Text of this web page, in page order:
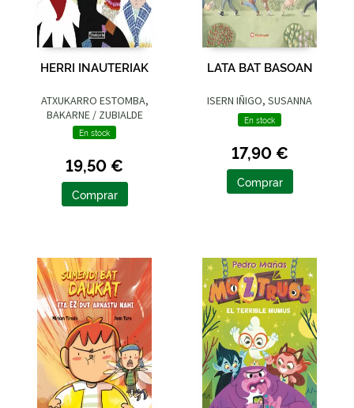
HERRI INAUTERIAK
ATXUKARRO ESTOMBA,
BAKARNE / ZUBIALDE
GRAJIRENA, IZASKUN
En stock
19,50 €
Comprar
LATA BAT BASOAN
ISERN IÑIGO, SUSANNA
En stock
17,90 €
Comprar